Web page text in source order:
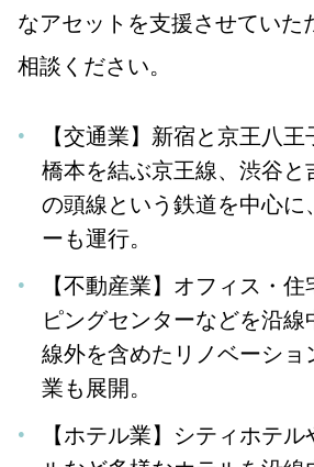
なアセットを支援させていた
相談ください。
【交通業】新宿と京王八王
橋本を結ぶ京王線、渋谷
の頭線という鉄道を中心に
ーも運行。
【不動産業】オフィス・
ピングセンターなどを沿
線外を含めたリノベーシ
業も展開。
【ホテル業】シティホテ